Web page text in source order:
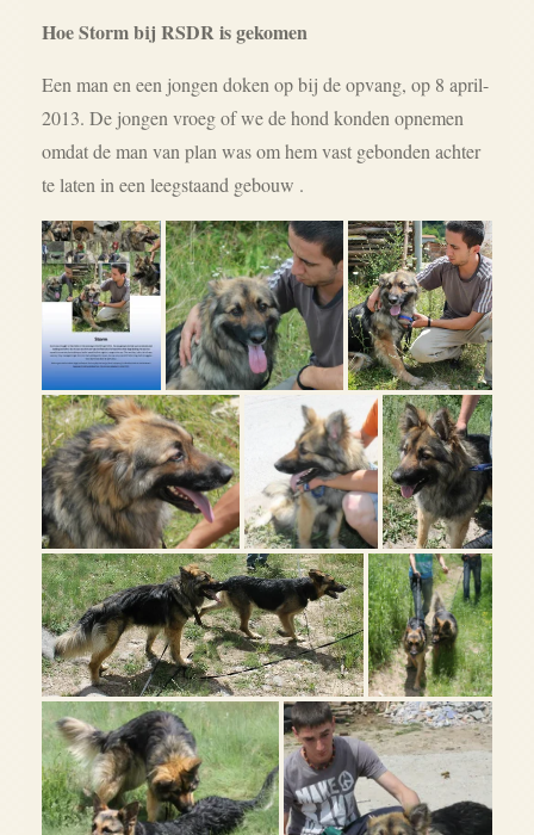
Hoe Storm bij RSDR is gekomen
Een man en een jongen doken op bij de opvang, op 8 april-
2013. De jongen vroeg of we de hond konden opnemen
omdat de man van plan was om hem vast gebonden achter
te laten in een leegstaand gebouw .